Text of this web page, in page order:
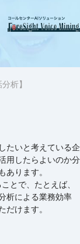
析】
たいと考えている企
用したらよいのか分
あります。
とで、たとえば、
析による業務効率
だけます。